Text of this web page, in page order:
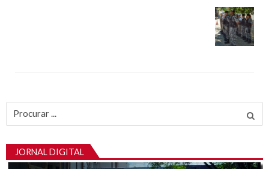
Procurar
JORNAL DIGITAL